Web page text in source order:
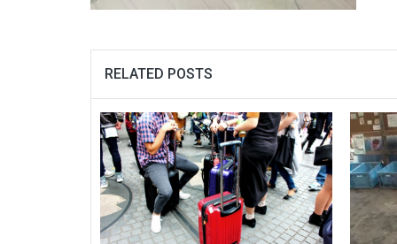
RELATED POSTS